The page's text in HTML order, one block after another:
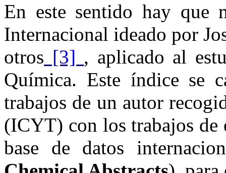
En este sentido hay que
Internacional ideado por
otros [3] , aplicado al
Química. Este índice se
trabajos de un autor
(ICYT) con los trabajos de
base de datos